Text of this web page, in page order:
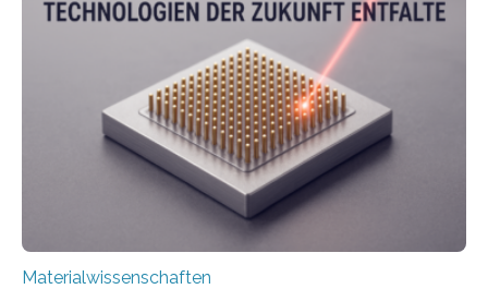
Materialwissenschaften